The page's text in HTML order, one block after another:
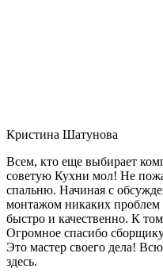
Кристина Шатунова
Всем, кто еще выбирает
советую Кухни мол! Не
спальню. Начиная с
монтажом никаких проблем
быстро и качественно. К
Огромное спасибо
Это мастер своего дела!
здесь.